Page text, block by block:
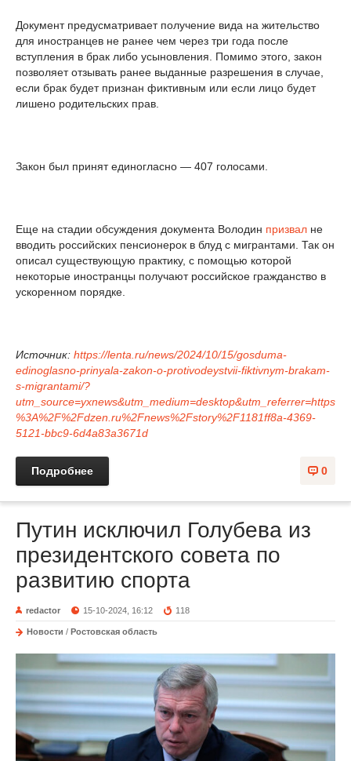
Документ предусматривает получение вида на жительство
для иностранцев не ранее чем через три года после
вступления в брак либо усыновления. Помимо этого, закон
позволяет отзывать ранее выданные разрешения в случае,
если брак будет признан фиктивным или если лицо будет
лишено родительских прав.
Закон был принят единогласно — 407 голосами.
Еще на стадии обсуждения документа Володин призвал не
вводить российских пенсионерок в блуд с мигрантами. Так он
описал существующую практику, с помощью которой
некоторые иностранцы получают российское гражданство в
ускоренном порядке.
Источник: https://lenta.ru/news/2024/10/15/gosduma-
edinoglasno-prinyala-zakon-o-protivodeystvii-fiktivnym-brakam-
s-migrantami/?
utm_source=yxnews&utm_medium=desktop&utm_referrer=https
%3A%2F%2Fdzen.ru%2Fnews%2Fstory%2F1181ff8a-4369-
5121-bbc9-6d4a83a3671d
0
Подробнее
Путин исключил Голубева из
президентского совета по
развитию спорта
redactor 15-10-2024, 16:12 118
Новости / Ростовская область